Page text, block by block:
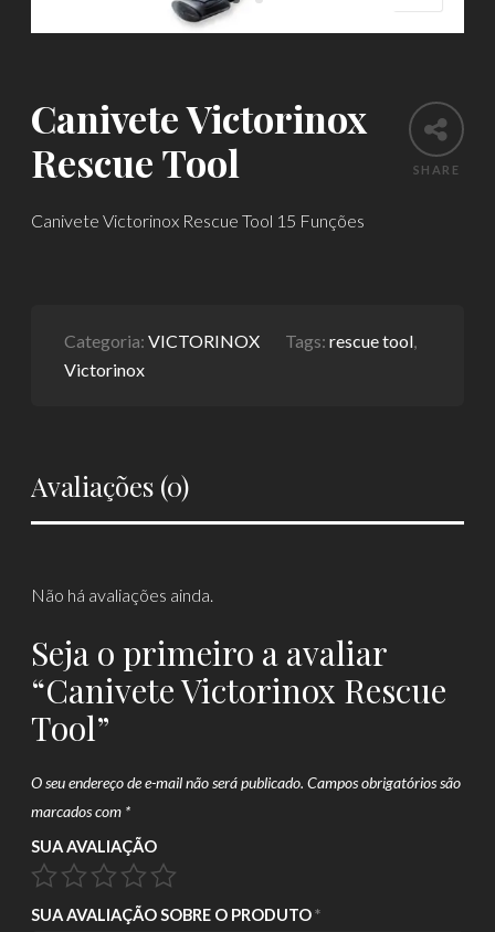
SHARE
Canivete Victorinox
Rescue Tool
Canivete Victorinox Rescue Tool 15 Funções
Categoria:VICTORINOX Tags:rescue tool
Victorinox
Avaliações (0)
Não há avaliações ainda.
Seja o primeiro a avaliar
“Canivete Victorinox Rescue
Tool”
O seu endereço de e-mail não será publicado. Campos obrigatórios são
marcados com *
SUA AVALIAÇÃO
SUA AVALIAÇÃO SOBRE O PRODUTO*